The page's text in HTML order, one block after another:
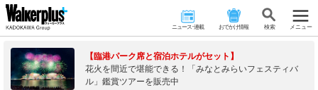
ニュース･連載 おでかけ情報 検 索 メニュー
【臨港パーク席と宿泊ホテルがセット】
花火を間近で堪能できる！「みなとみらいフェスティバ
ル」鑑賞ツアーを販売中